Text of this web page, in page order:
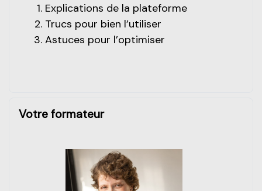
Explications de la plateforme
Trucs pour bien l’utiliser
Astuces pour l’optimiser
Votre formateur